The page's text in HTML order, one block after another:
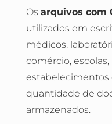
Os arquivos com
utilizados em
médicos,
comércio,
quantidade de
armazenados.